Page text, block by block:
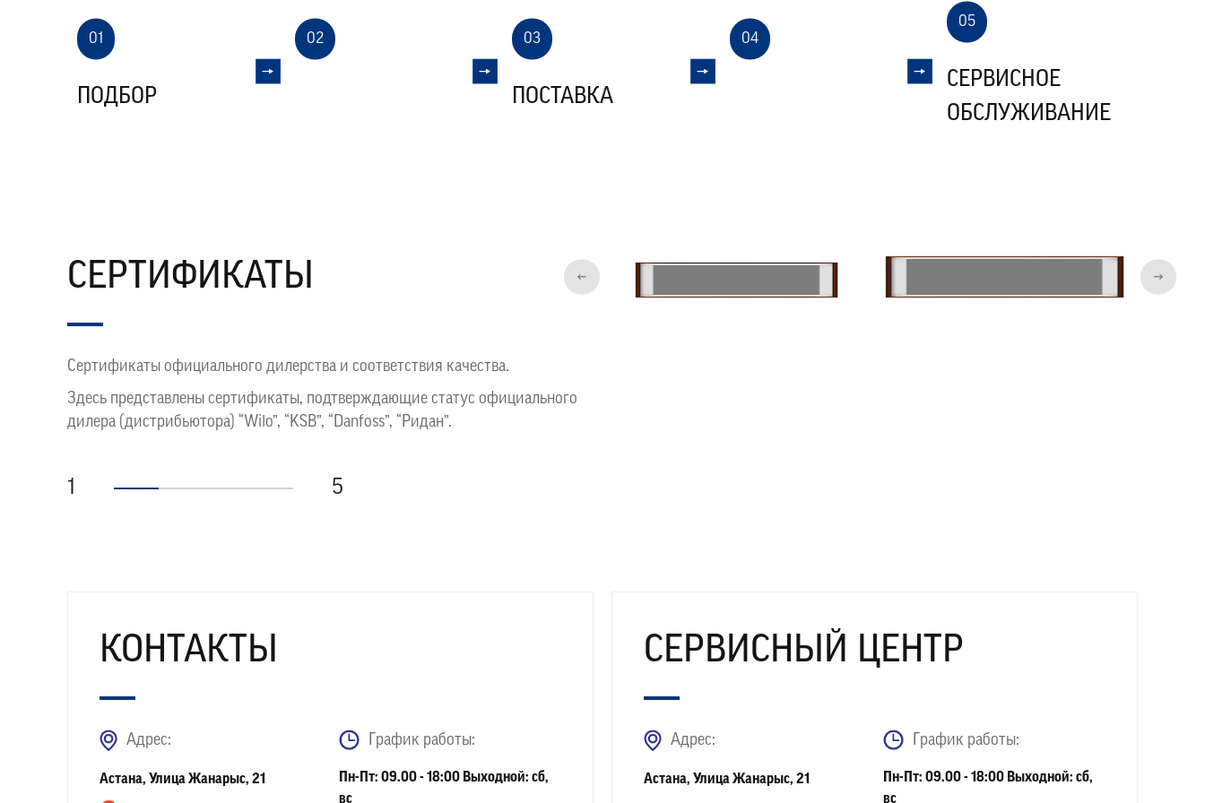
01
ПОДБОР
02 03
ПОСТАВКА
04
05
СЕРВИСНОЕ
ОБСЛУЖИВАНИЕ
СЕРТИФИКАТЫ
Сертификаты официального дилерства и соответствия качества.
Здесь представлены сертификаты, подтверждающие статус официального
дилера (дистрибьютора) “Wilo”, “KSB”, “Danfoss”, “Ридан”.
1 5
КОНТАКТЫ
Адрес:
Астана, Улица Жанарыс, 21
График работы:
Пн-Пт: 09.00 - 18:00 Выходной: сб,
вс
СЕРВИСНЫЙ ЦЕНТР
Адрес:
Астана, Улица Жанарыс, 21
График работы:
Пн-Пт: 09.00 - 18:00 Выходной: сб,
вс